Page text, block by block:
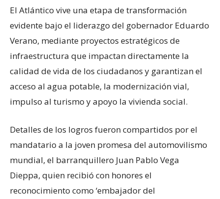
El Atlántico vive una etapa de transformación
evidente bajo el liderazgo del gobernador Eduardo
Verano, mediante proyectos estratégicos de
infraestructura que impactan directamente la
calidad de vida de los ciudadanos y garantizan el
acceso al agua potable, la modernización vial,
impulso al turismo y apoyo la vivienda social.
Detalles de los logros fueron compartidos por el
mandatario a la joven promesa del automovilismo
mundial, el barranquillero Juan Pablo Vega
Dieppa, quien recibió con honores el
reconocimiento como ‘embajador del